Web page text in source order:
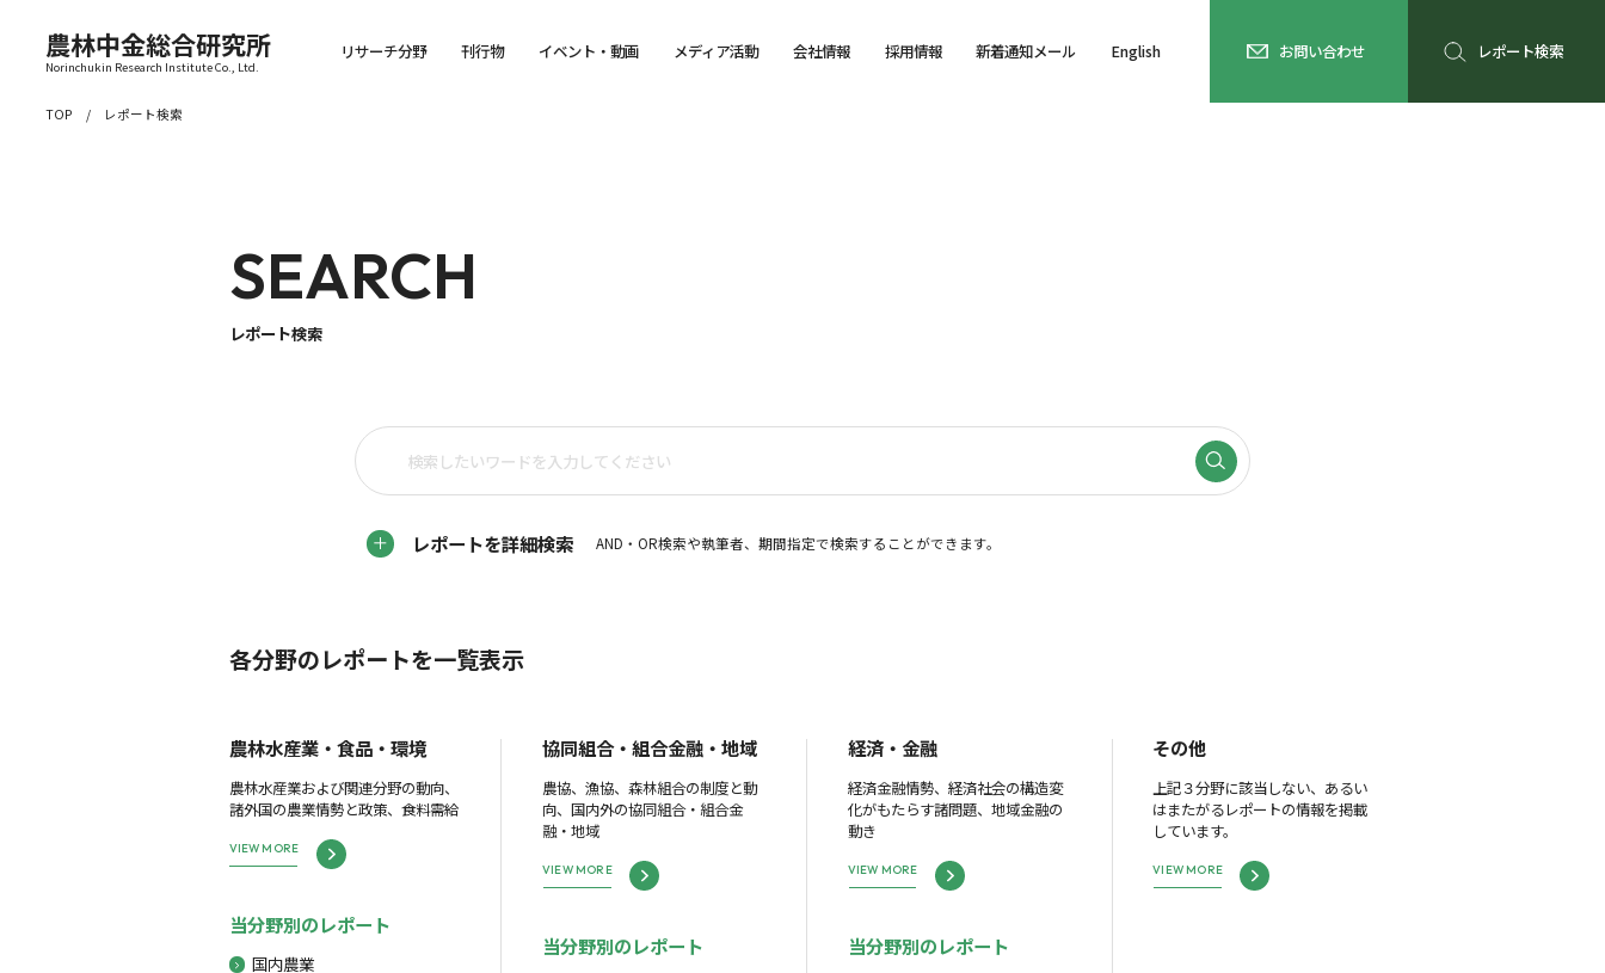
農林中金総合研究所
Norinchukin Research Institute Co., Ltd.
リサーチ分野 刊行物 イベント・動画 メディア活動 会社情報 採用情報 新着通知メール English お問い合わせ レポート検索
TOP レポート検索
SEARCH
レポート検索
レポートを詳細検索 AND・OR検索や執筆者、期間指定で検索することができます。
各分野のレポートを一覧表示
農林水産業・食品・環境
農林水産業および関連分野の動向、
諸外国の農業情勢と政策、食料需給
VIEW MORE
当分野別のレポート
国内農業
協同組合・組合金融・地域
農協、漁協、森林組合の制度と動
向、国内外の協同組合・組合金
融・地域
VIEW MORE
当分野別のレポート
経済・金融
経済金融情勢、経済社会の構造変
化がもたらす諸問題、地域金融の
動き
VIEW MORE
当分野別のレポート
その他
上記３分野に該当しない、あるい
はまたがるレポートの情報を掲載
しています。
VIEW MORE